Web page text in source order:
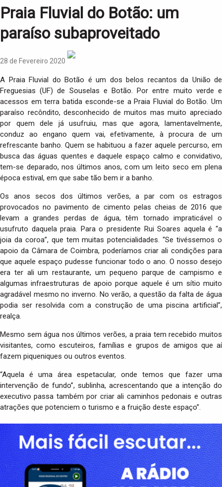
o
n
Praia Fluvial do Botão: um
paraíso subaproveitado
28 de Fevereiro 2020
A Praia Fluvial do Botão é um dos belos recantos da União de
Freguesias (UF) de Souselas e Botão. Por entre muito verde e
acessos em terra batida esconde-se a Praia Fluvial do Botão. Um
paraíso recôndito, desconhecido de muitos mas muito apreciado
por quem dele já usufruiu, mas que agora, lamentavelmente,
conduz ao engano quem vai, efetivamente, à procura de um
refrescante banho. Quem se habituou a fazer aquele percurso, em
busca das águas quentes e daquele espaço calmo e convidativo,
tem-se deparado, nos últimos anos, com um leito seco em plena
época estival, em que sabe tão bem ir a banho.
Os anos secos dos últimos verões, a par com os estragos
provocados no pavimento de cimento pelas cheias de 2016 que
levam a grandes perdas de água, têm tornado impraticável o
usufruto daquela praia. Para o presidente Rui Soares aquela é “a
joia da coroa”, que tem muitas potencialidades. “Se tivéssemos o
apoio da Câmara de Coimbra, poderíamos criar ali condições para
que aquele espaço pudesse funcionar todo o ano. O nosso desejo
era ter ali um restaurante, um pequeno parque de campismo e
algumas infraestruturas de apoio porque aquele é um sítio muito
agradável mesmo no inverno. No verão, a questão da falta de água
podia ser resolvida com a construção de uma piscina artificial”,
realça.
Mesmo sem água nos últimos verões, a praia tem recebido muitos
visitantes, como escuteiros, famílias e grupos de amigos que aí
fazem piqueniques ou outros eventos.
“Aquela é uma área espetacular, onde temos que fazer uma
intervenção de fundo”, sublinha, acrescentando que a intenção do
executivo passa também por criar ali caminhos pedonais e outras
atrações que potenciem o turismo e a fruição deste espaço”.